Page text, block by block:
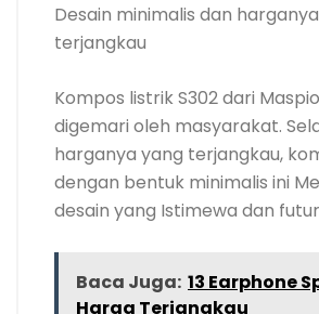
Desain minimalis dan
terjangkau
Kompos listrik S302 dari
digemari oleh masyarakat.
harganya yang terjangkau,
dengan bentuk minimalis ini
desain yang Istimewa dan
Baca Juga: 13 Earphone
Harga Terjangkau